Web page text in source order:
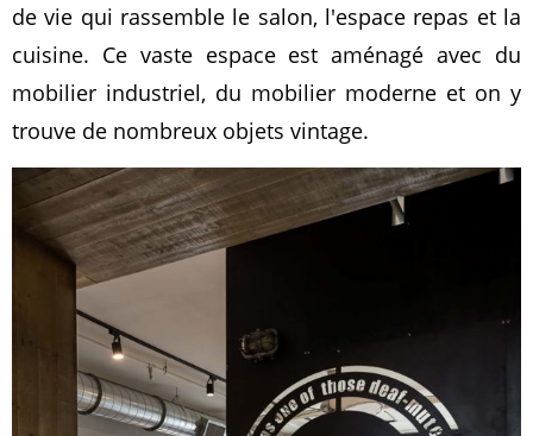
de vie qui rassemble le salon, l'espace repas et la
cuisine. Ce vaste espace est aménagé avec du
mobilier industriel, du mobilier moderne et on y
trouve de nombreux objets vintage.